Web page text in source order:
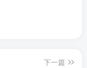
下一篇